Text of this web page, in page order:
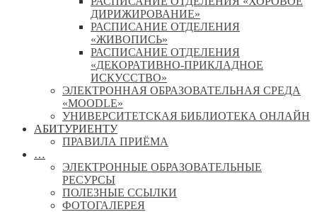
ДИРИЖИРОВАНИЕ»
РАСПИСАНИЕ ОТДЕЛЕНИЯ
«ЖИВОПИСЬ»
РАСПИСАНИЕ ОТДЕЛЕНИЯ
«ДЕКОРАТИВНО-ПРИКЛАДНОЕ
ИСКУССТВО»
ЭЛЕКТРОННАЯ ОБРАЗОВАТЕЛЬНАЯ СРЕДА
«MOODLE»
УНИВЕРСИТЕТСКАЯ БИБЛИОТЕКА ОНЛАЙН
АБИТУРИЕНТУ
ПРАВИЛА ПРИЁМА
…
ЭЛЕКТРОННЫЕ ОБРАЗОВАТЕЛЬНЫЕ
РЕСУРСЫ
ПОЛЕЗНЫЕ ССЫЛКИ
ФОТОГАЛЕРЕЯ